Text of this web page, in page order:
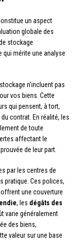
un aspect
globale des
stockage
mérite une analyse
n’incluent pas
vos biens. Cette
qui pensent, à tort,
contrat. En réalité, les
de toute
affectant le
de leur part.
par les centres de
pratique. Ces polices,
une couverture
, les dégâts des
varie généralement
des biens,
valeur sur une base